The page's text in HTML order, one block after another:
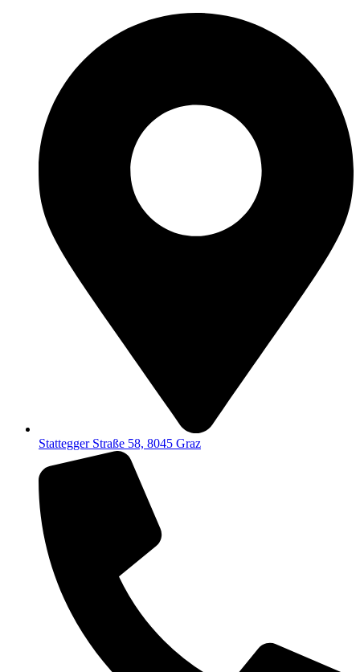
Stattegger Straße 58, 8045 Graz